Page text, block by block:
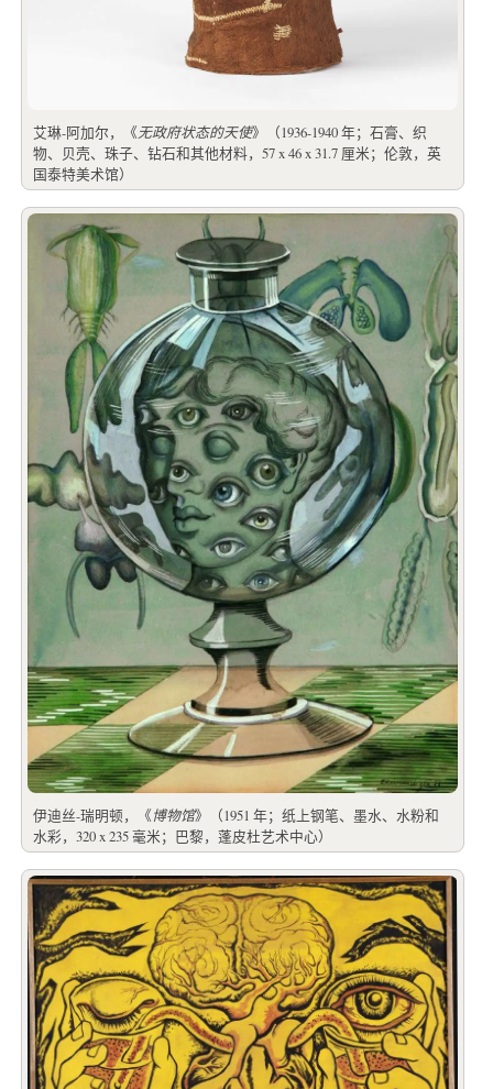
艾琳-阿加尔，《无政府状态的天使》（1936-1940 年；石膏、织
物、贝壳、珠子、钻石和其他材料，57 x 46 x 31.7 厘米；伦敦，英
国泰特美术馆）
伊迪丝-瑞明顿，《博物馆》（1951 年；纸上钢笔、墨水、水粉和
水彩，320 x 235 毫米；巴黎，蓬皮杜艺术中心）